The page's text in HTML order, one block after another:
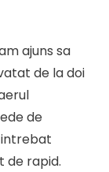
ajuns sa
de la doi
de
de rapid.